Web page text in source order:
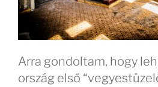
Arra gondoltam, hogy
ország első